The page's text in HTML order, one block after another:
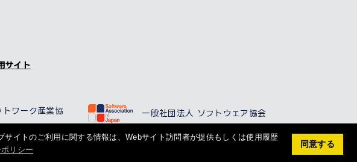
イトのご利用に関する情報は、Webサイト訪問者が提供もしくは使用履歴
リシー
同意する
サイト
トワーク産業協
一般社団法人 ソフトウェア協会
All rights reserved.